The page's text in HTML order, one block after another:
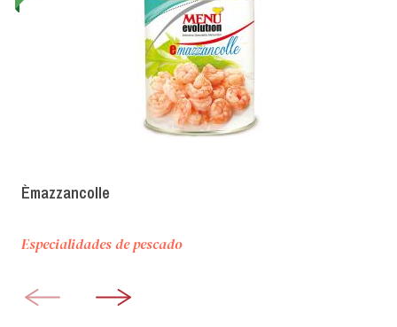
Èmazzancolle
Especialidades de pescado